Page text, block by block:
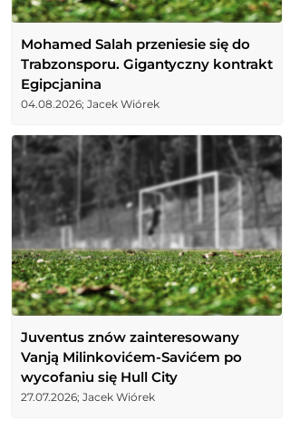
Mohamed Salah przeniesie się do
Trabzonsporu. Gigantyczny kontrakt
Egipcjanina
04.08.2026; Jacek Wiórek
Juventus znów zainteresowany
Vanją Milinkovićem-Savićem po
wycofaniu się Hull City
27.07.2026; Jacek Wiórek